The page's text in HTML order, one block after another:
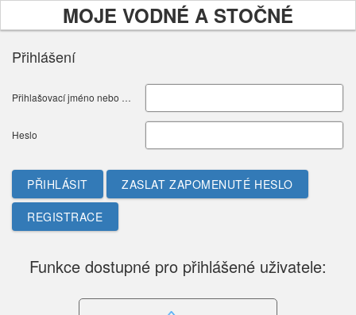
MOJE VODNÉ A STOČNÉ
Přihlášení
Přihlašovací jméno nebo E-mail
Heslo
PŘIHLÁSIT ZASLAT ZAPOMENUTÉ HESLO
REGISTRACE
Funkce dostupné pro přihlášené uživatele: